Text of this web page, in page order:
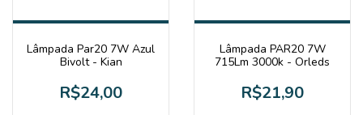
Lâmpada Par20 7W Azul
Bivolt - Kian
R$24,00
Lâmpada PAR20 7W
715Lm 3000k - Orleds
R$21,90